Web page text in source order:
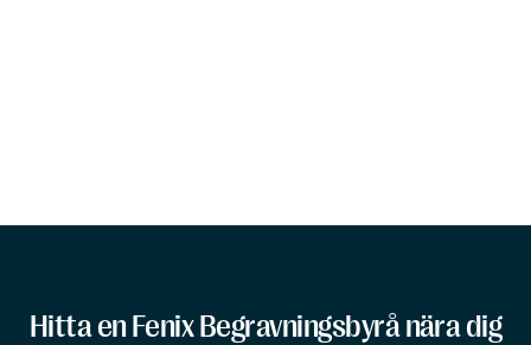
Hitta en Fenix Begravningsbyrå nära dig